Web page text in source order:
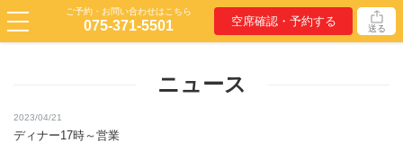
ご予約・お問い合わせはこちら
075-371-5501 空席確認・予約する 送る
ニュース
2023/04/21
ディナー17時～営業